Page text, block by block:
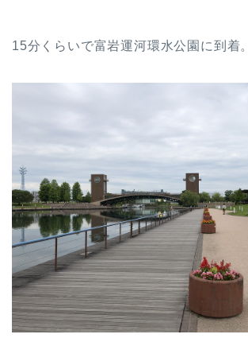
15分くらいで富岩運河環水公園に到着。